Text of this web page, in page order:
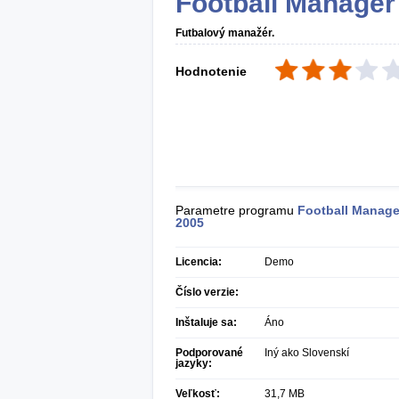
Futbalový manažér.
Hodnotenie
Parametre programu Football
2005
Licencia: Demo
Číslo verzie:
Inštaluje sa: Áno
Podporované
jazyky:
Iný ako Slovenskí
Veľkosť: 31,7 MB